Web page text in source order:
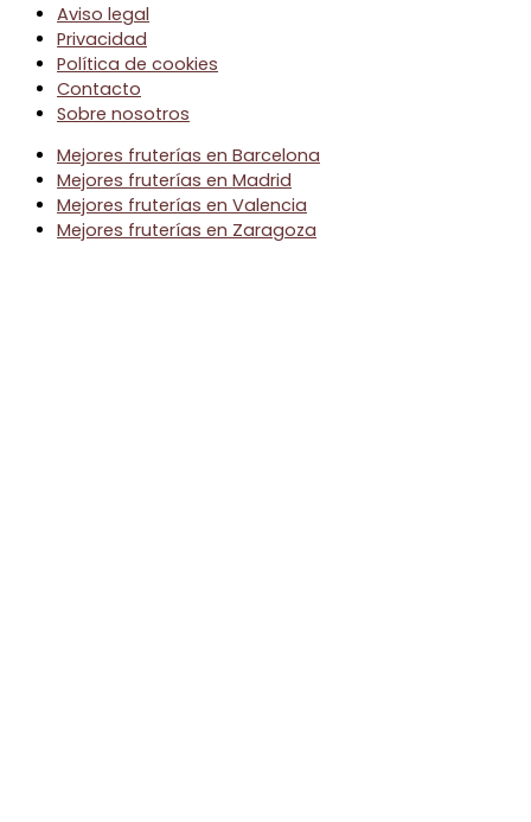
Aviso legal
Privacidad
Política de cookies
Contacto
Sobre nosotros
Mejores fruterías en Barcelona
Mejores fruterías en Madrid
Mejores fruterías en Valencia
Mejores fruterías en Zaragoza